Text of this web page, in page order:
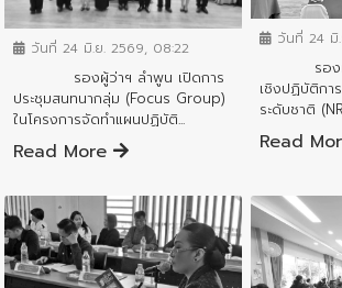
วันที่ 24 มิ.ย. 2569, 08:22
รองผู้ว่าฯ ลำพูน เปิดการ
ประชุมสนทนากลุ่ม (Focus Group)
ในโครงการจัดทำแผนปฏิบัติ...
Read More
วันที่ 24 มิ
รองผู้ว่า
เชิงปฏิบัติก
ระดับชาติ
Read